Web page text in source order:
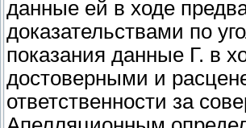
данные ей в ходе
доказательствами по
показания данные Г. в
достоверными и
ответственности за